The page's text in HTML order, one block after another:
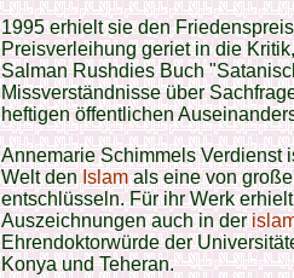
1995 erhielt sie den
Preisverleihung geriet in die
Salman Rushdies Buch
Missverständnisse über
heftigen öffentlichen
Annemarie Schimmels Verdienst
Welt denIslamals eine von
entschlüsseln. Für ihr Werk
Auszeichnungen auch in der
Ehrendoktorwürde der
Konya und Teheran.